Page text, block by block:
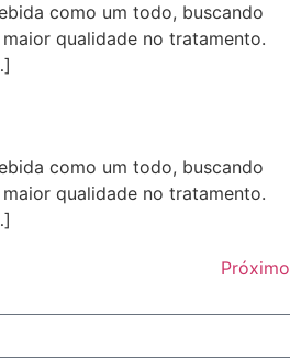
como um todo, buscando
qualidade no tratamento.
como um todo, buscando
qualidade no tratamento.
Próximo